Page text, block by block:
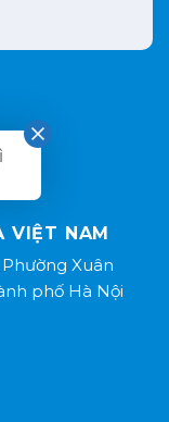
VIỆT NAM
Xuân
phố Hà Nội